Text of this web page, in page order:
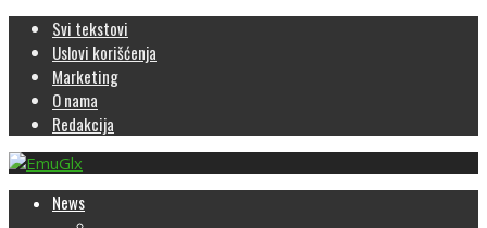
Svi tekstovi
Uslovi korišćenja
Marketing
O nama
Redakcija
News